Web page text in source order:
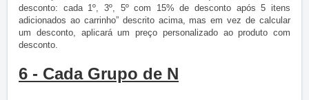
desconto: cada 1º, 3º, 5º com 15% de desconto após 5 itens
adicionados ao carrinho” descrito acima, mas em vez de calcular
um desconto, aplicará um preço personalizado ao produto com
desconto.
6 - Cada Grupo de N